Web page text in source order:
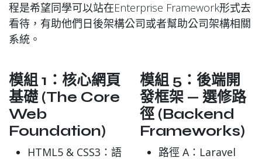
程是希望同學可以站在Enterprise Framework形式去
看待，有助他們日後架構公司或者幫助公司架構相關
系統。
模組 1：核心網頁
基礎 (The Core
Web
Foundation)
HTML5 & CSS3 ：語
模組 5：後端開
發框架 — 選修路
徑 (Backend
Frameworks)
路徑 A：Laravel